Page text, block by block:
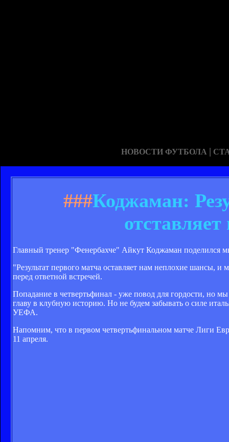
НОВОСТИ ФУТБОЛА |
###Коджаман:
Главный тренер "Фенербахче" Айкут Коджаман поделился
"Результат первого матча оставляет нам неплохие шансы,
перед ответной встречей.
Попадание в четвертьфинал - уже повод для гордости, но
главу в клубную историю. Но не будем забывать о силе
УЕФА.
Напомним, что в первом четвертьфинальном матче Лиги
11 апреля.